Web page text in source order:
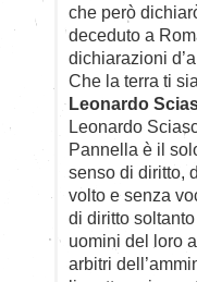
che però
deceduto a
dichiarazioni
Che la terra ti
Leonardo
Leonardo
Pannella è il
senso di diritto,
volto e senza
di diritto
uomini del loro
arbitri